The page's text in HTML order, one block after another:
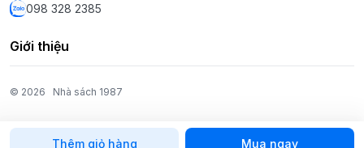
Thêm giỏ hàng Mua ngay
098 328 2385
Giới thiệu
© 2026 Nhà sách 1987